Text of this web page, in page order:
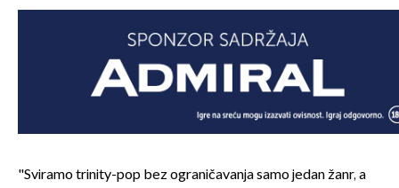
"Sviramo trinity-pop bez ograničavanja samo jedan žanr, a